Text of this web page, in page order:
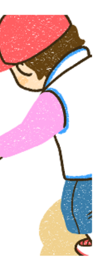
作り道具で体
バーサルスポ